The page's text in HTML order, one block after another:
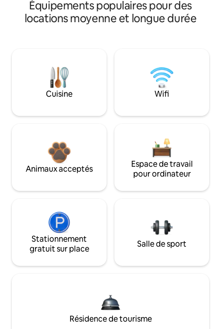
Équipements populaires pour des
locations moyenne et longue durée
Cuisine Wifi
Animaux acceptés
Espace de travail
pour ordinateur
Stationnement
gratuit sur place
Salle de sport
Résidence de tourisme